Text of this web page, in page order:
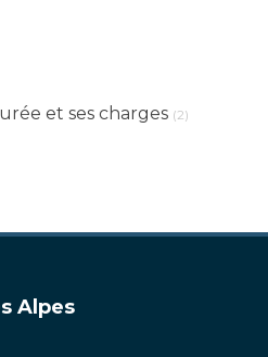
et ses charges (2)
Alpes